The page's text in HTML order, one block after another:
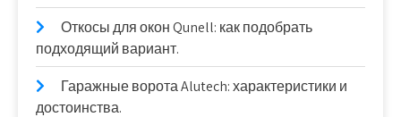
Откосы для окон Qunell: как подобрать
подходящий вариант.
Гаражные ворота Alutech: характеристики и
достоинства.